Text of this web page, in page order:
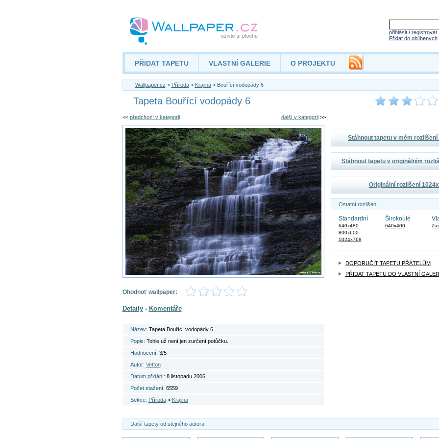
přihlásit/ registrovat
Přidat do oblíbených
PŘIDAT TAPETU VLASTNÍ GALERIE O PROJEKTU
Wallpaper.cz > Příroda> Krajina> Bouřící vodopády 6
Tapeta Bouřící vodopády 6
<< předchozí v kategorii další v kategorii>>
Ohodnoť wallpaper:
Detaily- Komentáře
Název: Tapeta Bouřící vodopády 6
Popis: Tohle už není jen zurčení potůčku.
Hodnocení: 3/5
Autor: Vetton
Datum přidání: 8.listopadu 2006
Počet stažení: 6559
Sekce: Příroda> Krajina
Stáhnout tapetu v mém rozlišení
Stáhnout tapetu v originálním
Originální rozlišení
Ostatní rozlišení
Standardní
640x480
800x600
1024x768
Širokoúlé
640x400
DOPORUČIT TAPETU PŘÁTELŮM
PŘIDAT TAPETU DO VLASTNÍ
Další tapety od stejného autora